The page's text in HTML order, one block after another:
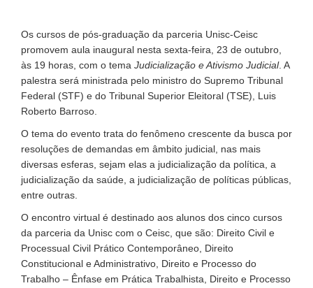
Os cursos de pós-graduação da parceria Unisc-Ceisc
promovem aula inaugural nesta sexta-feira, 23 de outubro,
às 19 horas, com o tema Judicialização e Ativismo Judicial. A
palestra será ministrada pelo ministro do Supremo Tribunal
Federal (STF) e do Tribunal Superior Eleitoral (TSE), Luis
Roberto Barroso.
O tema do evento trata do fenômeno crescente da busca por
resoluções de demandas em âmbito judicial, nas mais
diversas esferas, sejam elas a judicialização da política, a
judicialização da saúde, a judicialização de políticas públicas,
entre outras.
O encontro virtual é destinado aos alunos dos cinco cursos
da parceria da Unisc com o Ceisc, que são: Direito Civil e
Processual Civil Prático Contemporâneo, Direito
Constitucional e Administrativo, Direito e Processo do
Trabalho – Ênfase em Prática Trabalhista, Direito e Processo